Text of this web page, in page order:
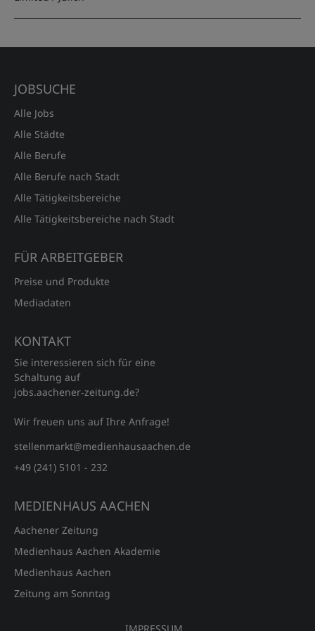
JOBSUCHE
Alle Jobs
Alle Städte
Alle Berufe
Alle Berufe nach Stadt
Alle Tätigkeitsbereiche
Alle Tätigkeitsbereiche nach Stadt
FÜR ARBEITGEBER
Preise und Produkte
Mediadaten
KONTAKT
Sie interessieren sich für eine
Schaltung auf
jobs.aachener‑zeitung.de?
Wir freuen uns auf Ihre Anfrage!
stellenmarkt@medienhausaachen.de
+49 (241) 5101 - 232
MEDIENHAUS AACHEN
Aachener Zeitung
Medienhaus Aachen Akademie
Medienhaus Aachen
Zeitung am Sonntag